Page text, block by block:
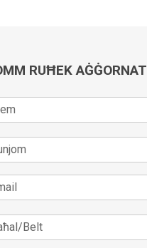
RUĦEK AĠĠORNAT